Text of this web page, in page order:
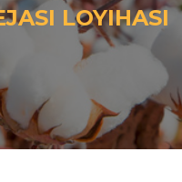
LOYIHASI